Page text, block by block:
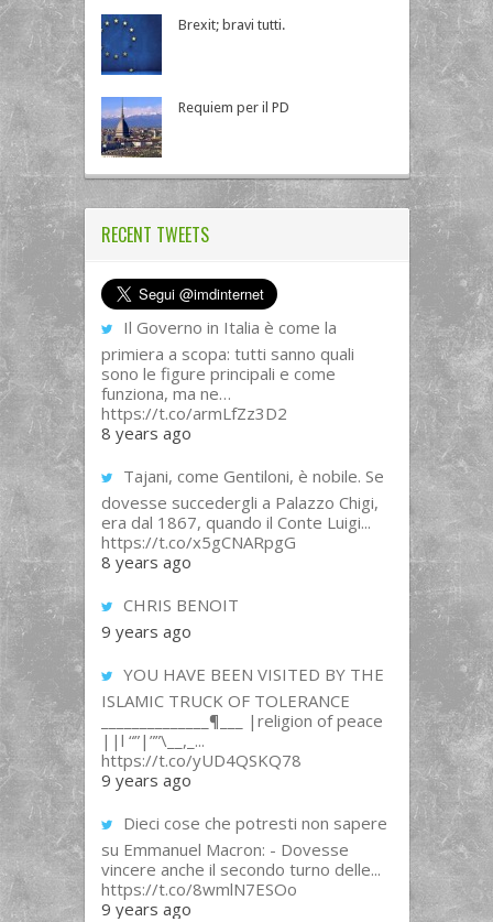
Brexit; bravi tutti.
Requiem per il PD
RECENT TWEETS
Il Governo in Italia è come la
primiera a scopa: tutti sanno quali
sono le figure principali e come
funziona, ma ne…
https://t.co/armLfZz3D2
8 years ago
Tajani, come Gentiloni, è nobile. Se
dovesse succedergli a Palazzo Chigi,
era dal 1867, quando il Conte Luigi...
https://t.co/x5gCNARpgG
8 years ago
CHRIS BENOIT
9 years ago
YOU HAVE BEEN VISITED BY THE
ISLAMIC TRUCK OF TOLERANCE
______________¶___ |religion of peace
||l “”|””\__,_...
https://t.co/yUD4QSKQ78
9 years ago
Dieci cose che potresti non sapere
su Emmanuel Macron: - Dovesse
vincere anche il secondo turno delle...
https://t.co/8wmlN7ESOo
9 years ago